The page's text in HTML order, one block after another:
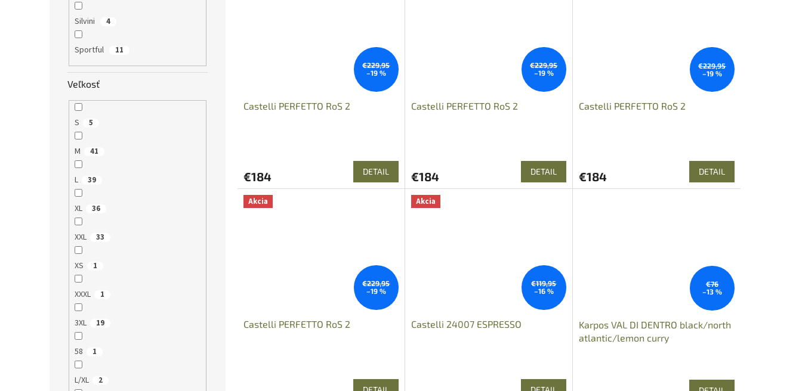
Silvini 4
Sportful 11
Veľkosť
S 5
M 41
L 39
XL 36
XXL 33
XS 1
XXXL 1
3XL 19
58 1
L/XL 2
€229,95
–19 %
Castelli PERFETTO RoS 2
€184 DETAIL
€229,95
–19 %
Castelli PERFETTO RoS 2
€184 DETAIL
€229,95
–19 %
Castelli PERFETTO RoS 2
€184 DETAIL
Akcia
€229,95
–19 %
Castelli PERFETTO RoS 2
Akcia
€119,95
–16 %
Castelli 24007 ESPRESSO
€76
–13 %
Karpos VAL DI DENTRO black/north
atlantic/lemon curry